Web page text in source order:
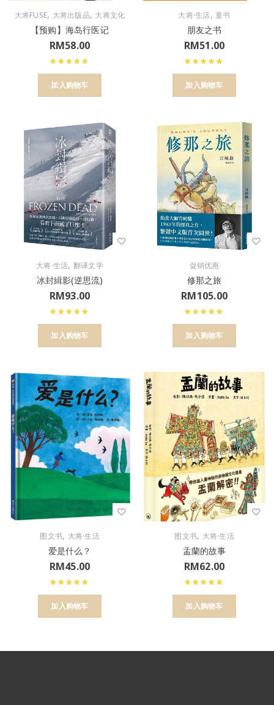
大将FUSE, 大将出版品, 大将文化
【预购】海岛行医记
RM58.00
加入购物车
大将·生活,童书
朋友之书
RM51.00
加入购物车
大将·生活, 翻译文学
冰封緝影(逆思流)
RM93.00
加入购物车
促销优惠
修那之旅
RM105.00
加入购物车
图文书, 大将·生活
爱是什么？
RM45.00
加入购物车
图文书, 大将·生活
盂蘭的故事
RM62.00
加入购物车